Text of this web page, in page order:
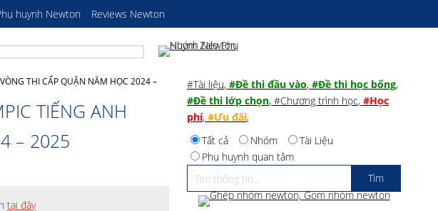
huynh Newton Reviews Newton
THI CẤP QUẬN NĂM HỌC 2024 –
TIẾNG ANH
– 2025
tại đây
#Tài liệu, #Đề thi đầu vào, #Đề thi học bổng,
#Đề thi lớp chọn, #Chương trình học, #Học
phí, #Ưu đãi,
Tất cả
Nhóm
Tài Liệu
Phụ huynh quan tâm